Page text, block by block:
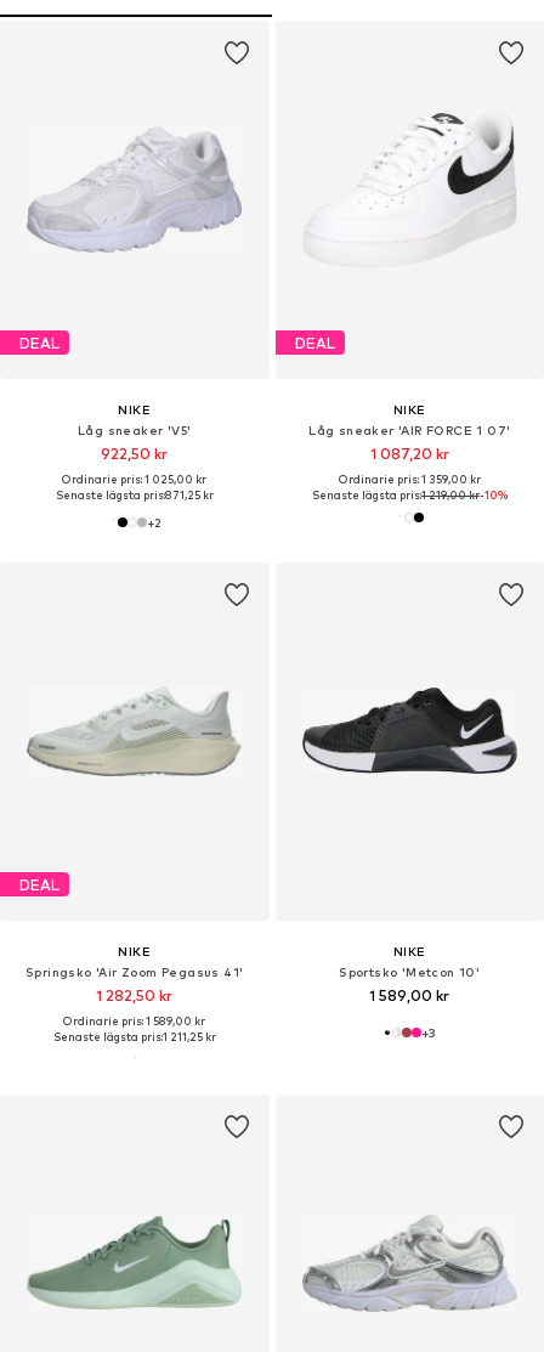
DEAL
NIKE
Låg sneaker 'V5'
922,50 kr
Ordinarie pris: 1 025,00 kr
Senaste lägsta pris:871,25 kr
+2
DEAL
NIKE
Låg sneaker 'AIR FORCE 1 07'
1 087,20 kr
Ordinarie pris: 1 359,00 kr
Senaste lägsta pris:1 219,00 kr-10%
DEAL
NIKE
Springsko 'Air Zoom Pegasus 41'
1 282,50 kr
Ordinarie pris: 1 589,00 kr
Senaste lägsta pris:1 211,25 kr
NIKE
Sportsko 'Metcon 10'
1 589,00 kr
+3